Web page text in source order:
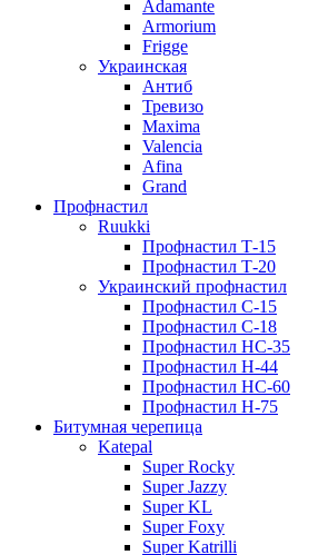
Adamante
Armorium
Frigge
Украинская
Антиб
Тревизо
Maxima
Valencia
Afina
Grand
Профнастил
Ruukki
Профнастил Т-15
Профнастил Т-20
Украинский профнастил
Профнастил С-15
Профнастил С-18
Профнастил НС-35
Профнастил Н-44
Профнастил НС-60
Профнастил Н-75
Битумная черепица
Katepal
Super Rocky
Super Jazzy
Super KL
Super Foxy
Super Katrilli